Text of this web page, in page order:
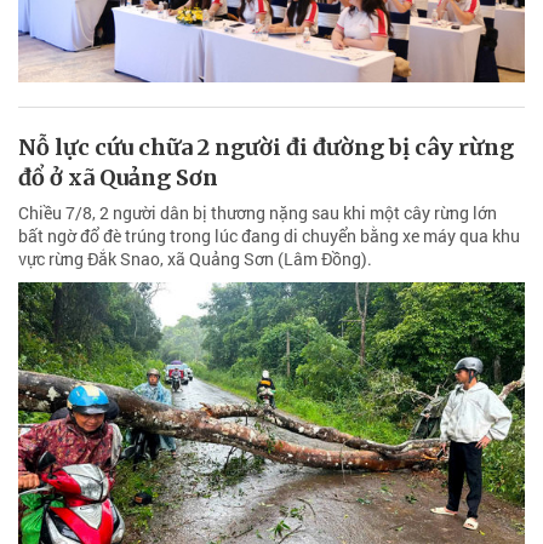
Nỗ lực cứu chữa 2 người đi đường bị cây rừng
đổ ở xã Quảng Sơn
Chiều 7/8, 2 người dân bị thương nặng sau khi một cây rừng lớn
bất ngờ đổ đè trúng trong lúc đang di chuyển bằng xe máy qua khu
vực rừng Đắk Snao, xã Quảng Sơn (Lâm Đồng).